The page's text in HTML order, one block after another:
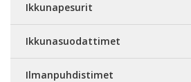
Ikkunapesurit
Ikkunasuodattimet
Ilmanpuhdistimet